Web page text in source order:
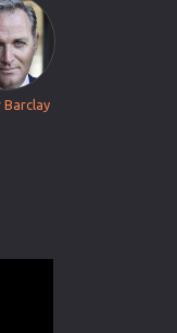
Barclay